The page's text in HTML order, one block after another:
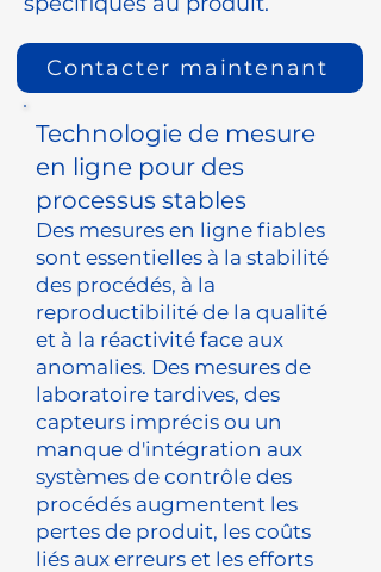
Contacter maintenant
Technologie de mesure
en ligne pour des
processus stables
Des mesures en ligne fiables
sont essentielles à la stabilité
des procédés, à la
reproductibilité de la qualité
et à la réactivité face aux
anomalies. Des mesures de
laboratoire tardives, des
capteurs imprécis ou un
manque d'intégration aux
systèmes de contrôle des
procédés augmentent les
pertes de produit, les coûts
liés aux erreurs et les efforts